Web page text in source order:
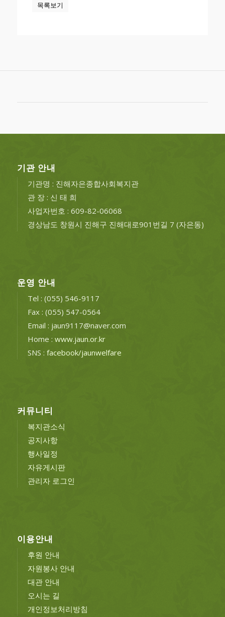
목록보기
기관 안내
기관명 : 진해자은종합사회복지관
관 장 : 신 태 희
사업자번호 : 609-82-06068
경상남도 창원시 진해구 진해대로901번길 7 (자은동)
운영 안내
Tel : (055) 546-9117
Fax : (055) 547-0564
Email : jaun9117@naver.com
Home : www.jaun.or.kr
SNS : facebook/jaunwelfare
커뮤니티
복지관소식
공지사항
행사일정
자유게시판
관리자 로그인
이용안내
후원 안내
자원봉사 안내
대관 안내
오시는 길
개인정보처리방침